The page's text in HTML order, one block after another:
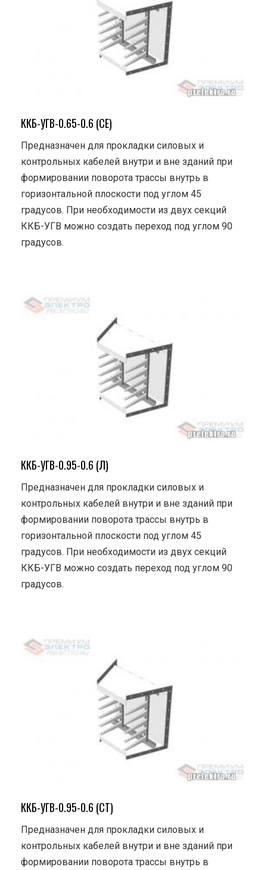
ККБ-УГВ-0.65-0.6 (СЕ)
Предназначен для прокладки силовых и
контрольных кабелей внутри и вне зданий при
формировании поворота трассы внутрь в
горизонтальной плоскости под углом 45
градусов. При необходимости из двух секций
ККБ-УГВ можно создать переход под углом 90
градусов.
ККБ-УГВ-0.95-0.6 (Л)
Предназначен для прокладки силовых и
контрольных кабелей внутри и вне зданий при
формировании поворота трассы внутрь в
горизонтальной плоскости под углом 45
градусов. При необходимости из двух секций
ККБ-УГВ можно создать переход под углом 90
градусов.
ККБ-УГВ-0.95-0.6 (СТ)
Предназначен для прокладки силовых и
контрольных кабелей внутри и вне зданий при
формировании поворота трассы внутрь в